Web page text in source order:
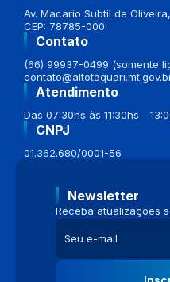
Av. Macario Subtil de
CEP: 78785-000
Contato
(66) 99937-0499 (somente
Atendimento
Das 07:30hs às 11:30hs -
CNPJ
01.362.680/0001-56
Newsletter
Receba atualizações